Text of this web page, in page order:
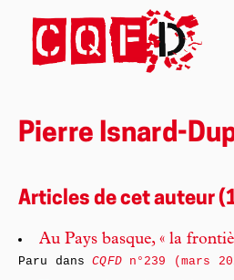
Pierre Isnard-
Articles de cet auteur
Au Pays basque, « la
Paru dansCQFDn°239 (mars